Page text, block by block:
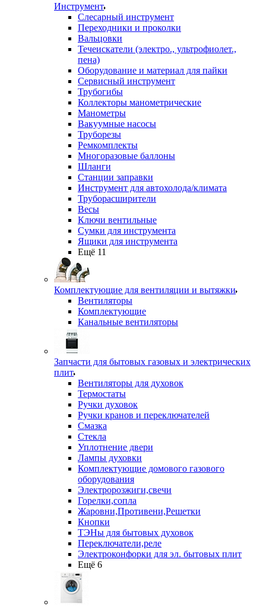
Инструмент
Слесарный инструмент
Переходники и проколки
Вальцовки
Течеискатели (электро., ультрофиолет.,
пена)
Оборудование и материал для пайки
Сервисный инструмент
Трубогибы
Коллекторы манометрические
Манометры
Вакуумные насосы
Труборезы
Ремкомплекты
Многоразовые баллоны
Шланги
Станции заправки
Инструмент для автохолода/климата
Труборасширители
Весы
Ключи вентильные
Сумки для инструмента
Ящики для инструмента
Ещё 11
Комплектующие для вентиляции и вытяжки
Вентиляторы
Комплектующие
Канальные вентиляторы
Запчасти для бытовых газовых и электрических
плит
Вентиляторы для духовок
Термостаты
Ручки духовок
Ручки кранов и переключателей
Смазка
Стекла
Уплотнение двери
Лампы духовки
Комплектующие домового газового
оборудования
Электророзжиги,свечи
Горелки,сопла
Жаровни,Противени,Решетки
Кнопки
ТЭНы для бытовых духовок
Переключатели,реле
Электроконфорки для эл. бытовых плит
Ещё 6